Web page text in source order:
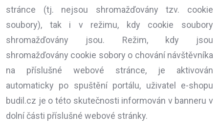
stránce (tj. nejsou shromažďovány tzv. cookie
soubory), tak i v režimu, kdy cookie soubory
shromažďovány jsou. Režim, kdy jsou
shromažďovány cookie sobory o chování návštěvníka
na příslušné webové stránce, je aktivován
automaticky po spuštění portálu, uživatel e-shopu
budil.cz je o této skutečnosti informován v banneru v
dolní části příslušné webové stránky.